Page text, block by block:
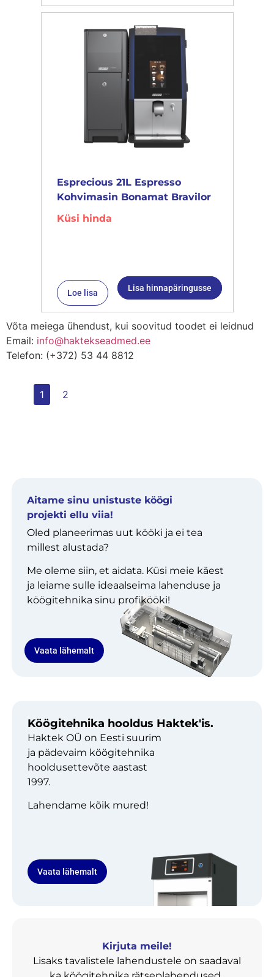
Esprecious 21L Espresso
Kohvimasin Bonamat Bravilor
Küsi hinda
Loe lisa Lisa hinnapäringusse
Võta meiega ühendust, kui soovitud toodet ei leidnud
Email: info@haktekseadmed.ee
Telefon: (+372) 53 44 8812
1 2
Aitame sinu unistuste köögi
projekti ellu viia!
Oled planeerimas uut kööki ja ei tea
millest alustada?
Me oleme siin, et aidata. Küsi meie käest
ja leiame sulle ideaalseima lahenduse ja
köögitehnika sinu profikööki!
Vaata lähemalt
Köögitehnika hooldus Haktek'is.
Haktek OÜ on Eesti suurim
ja pädevaim köögitehnika
hooldusettevõte aastast
1997.
Lahendame kõik mured!
Vaata lähemalt
Kirjuta meile!
Lisaks tavalistele lahendustele on saadaval